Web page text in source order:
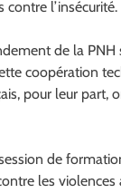
contre
de la PNH
coopération
pour leur part,
de
les violences